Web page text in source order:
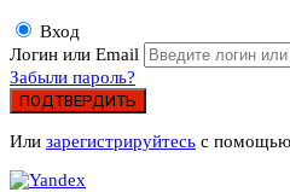
Вход
Логин или Email
Забыли пароль?
ПОДТВЕРДИТЬ
Или зарегистрируйтесь с помощью